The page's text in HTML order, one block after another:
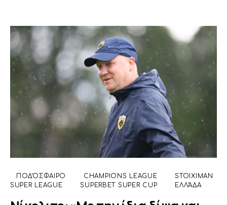
ΠΟΔΌΣΦΑΙΡΟ CHAMPIONS LEAGUE
STOIXIMAN
SUPER LEAGUE
SUPERBET SUPER CUP ΕΛΛΆΔΑ